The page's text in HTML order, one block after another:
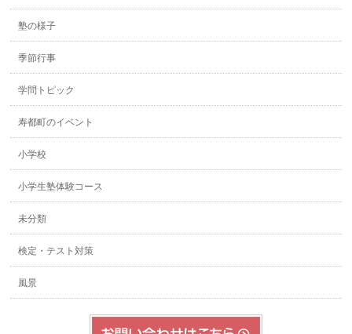
塾の様子
季節行事
学問トピック
寿都町のイベント
小学校
小学生塾体験コース
未分類
検定・テスト対策
風景